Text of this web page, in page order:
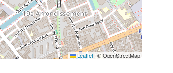
Leaflet | © OpenStreetMap